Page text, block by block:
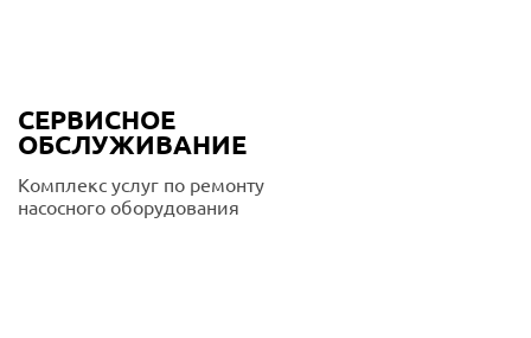
СЕРВИСНОЕ
ОБСЛУЖИВАНИЕ
Комплекс услуг по ремонту
насосного оборудования